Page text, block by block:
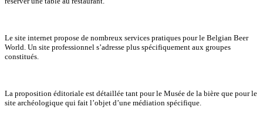
Le site internet propose de nombreux services pratiques pour le Belgian Beer
World. Un site professionnel s’adresse plus spécifiquement aux groupes
constitués.
La proposition éditoriale est détaillée tant pour le Musée de la bière que pour le
site archéologique qui fait l’objet d’une médiation spécifique.